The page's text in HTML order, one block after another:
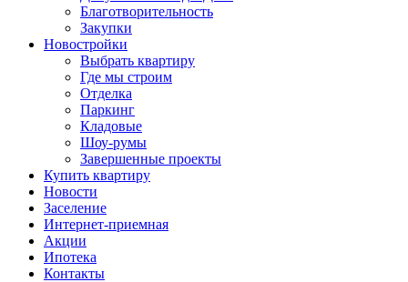
Благотворительность
Закупки
Новостройки
Выбрать квартиру
Где мы строим
Отделка
Паркинг
Кладовые
Шоу-румы
Завершенные проекты
Купить квартиру
Новости
Заселение
Интернет-приемная
Акции
Ипотека
Контакты